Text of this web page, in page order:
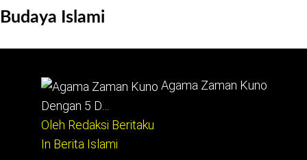
Budaya Islami
Agama Zaman Kuno
Dengan 5 D…
Oleh Redaksi Beritaku
In Berita Islami